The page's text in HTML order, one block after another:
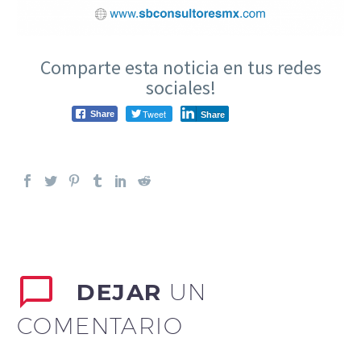
Comparte esta noticia en tus redes
sociales!
Share Tweet Share
DEJAR UN
COMENTARIO